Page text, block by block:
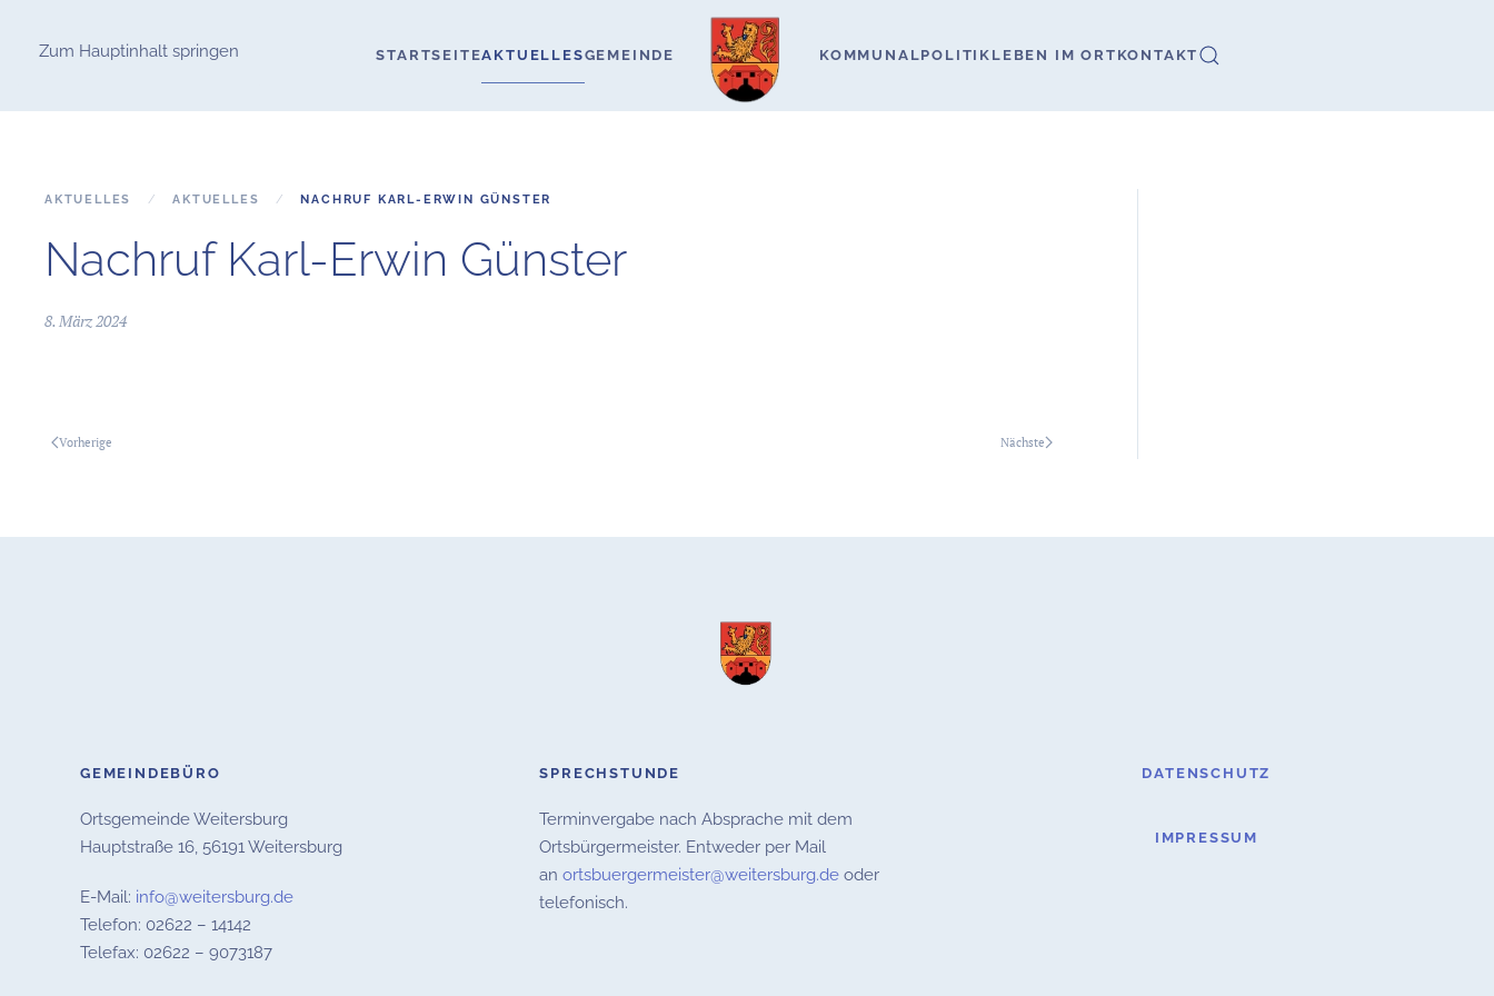
Zum Hauptinhalt springen STARTSEITEAKTUELLESGEMEINDE KOMMUNALPOLITIK LEBEN IM ORT KONTAKT
AKTUELLES AKTUELLES NACHRUF KARL-ERWIN GÜNSTER
Nachruf Karl-Erwin Günster
8. März 2024
Vorherige Nächste
GEMEINDEBÜRO
Ortsgemeinde Weitersburg
Hauptstraße 16, 56191 Weitersburg
E-Mail: info@weitersburg.de
Telefon: 02622 – 14142
Telefax: 02622 – 9073187
SPRECHSTUNDE
Terminvergabe nach Absprache mit dem
Ortsbürgermeister. Entweder per Mail
anortsbuergermeister@weitersburg.de oder
telefonisch.
DATENSCHUTZ
IMPRESSUM